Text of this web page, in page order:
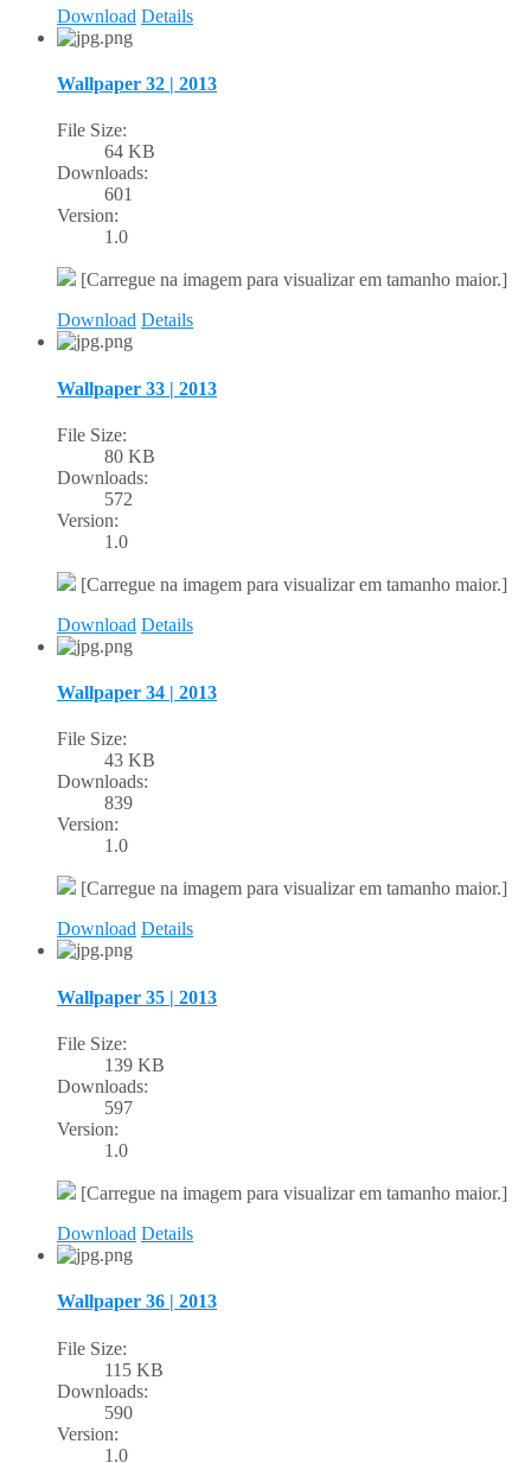
Download Details
Wallpaper 32 | 2013
File Size:
64 KB
Downloads:
601
Version:
1.0
[Carregue na imagem para visualizar em tamanho maior.]
Download Details
Wallpaper 33 | 2013
File Size:
80 KB
Downloads:
572
Version:
1.0
[Carregue na imagem para visualizar em tamanho maior.]
Download Details
Wallpaper 34 | 2013
File Size:
43 KB
Downloads:
839
Version:
1.0
[Carregue na imagem para visualizar em tamanho maior.]
Download Details
Wallpaper 35 | 2013
File Size:
139 KB
Downloads:
597
Version:
1.0
[Carregue na imagem para visualizar em tamanho maior.]
Download Details
Wallpaper 36 | 2013
File Size:
115 KB
Downloads:
590
Version:
1.0